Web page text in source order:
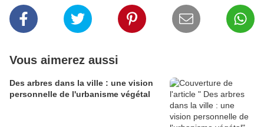
Vous aimerez aussi
Des arbres dans la ville : une vision
personnelle de l'urbanisme végétal